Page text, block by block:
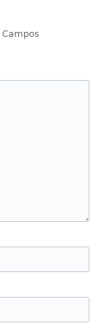
Campos